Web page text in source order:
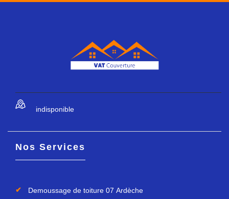
indisponible
Nos Services
Demoussage de toiture 07 Ardèche